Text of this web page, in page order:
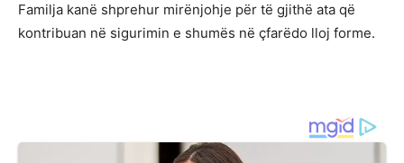
Familja kanë shprehur mirënjohje për të gjithë ata që
kontribuan në sigurimin e shumës në çfarëdo lloj forme.